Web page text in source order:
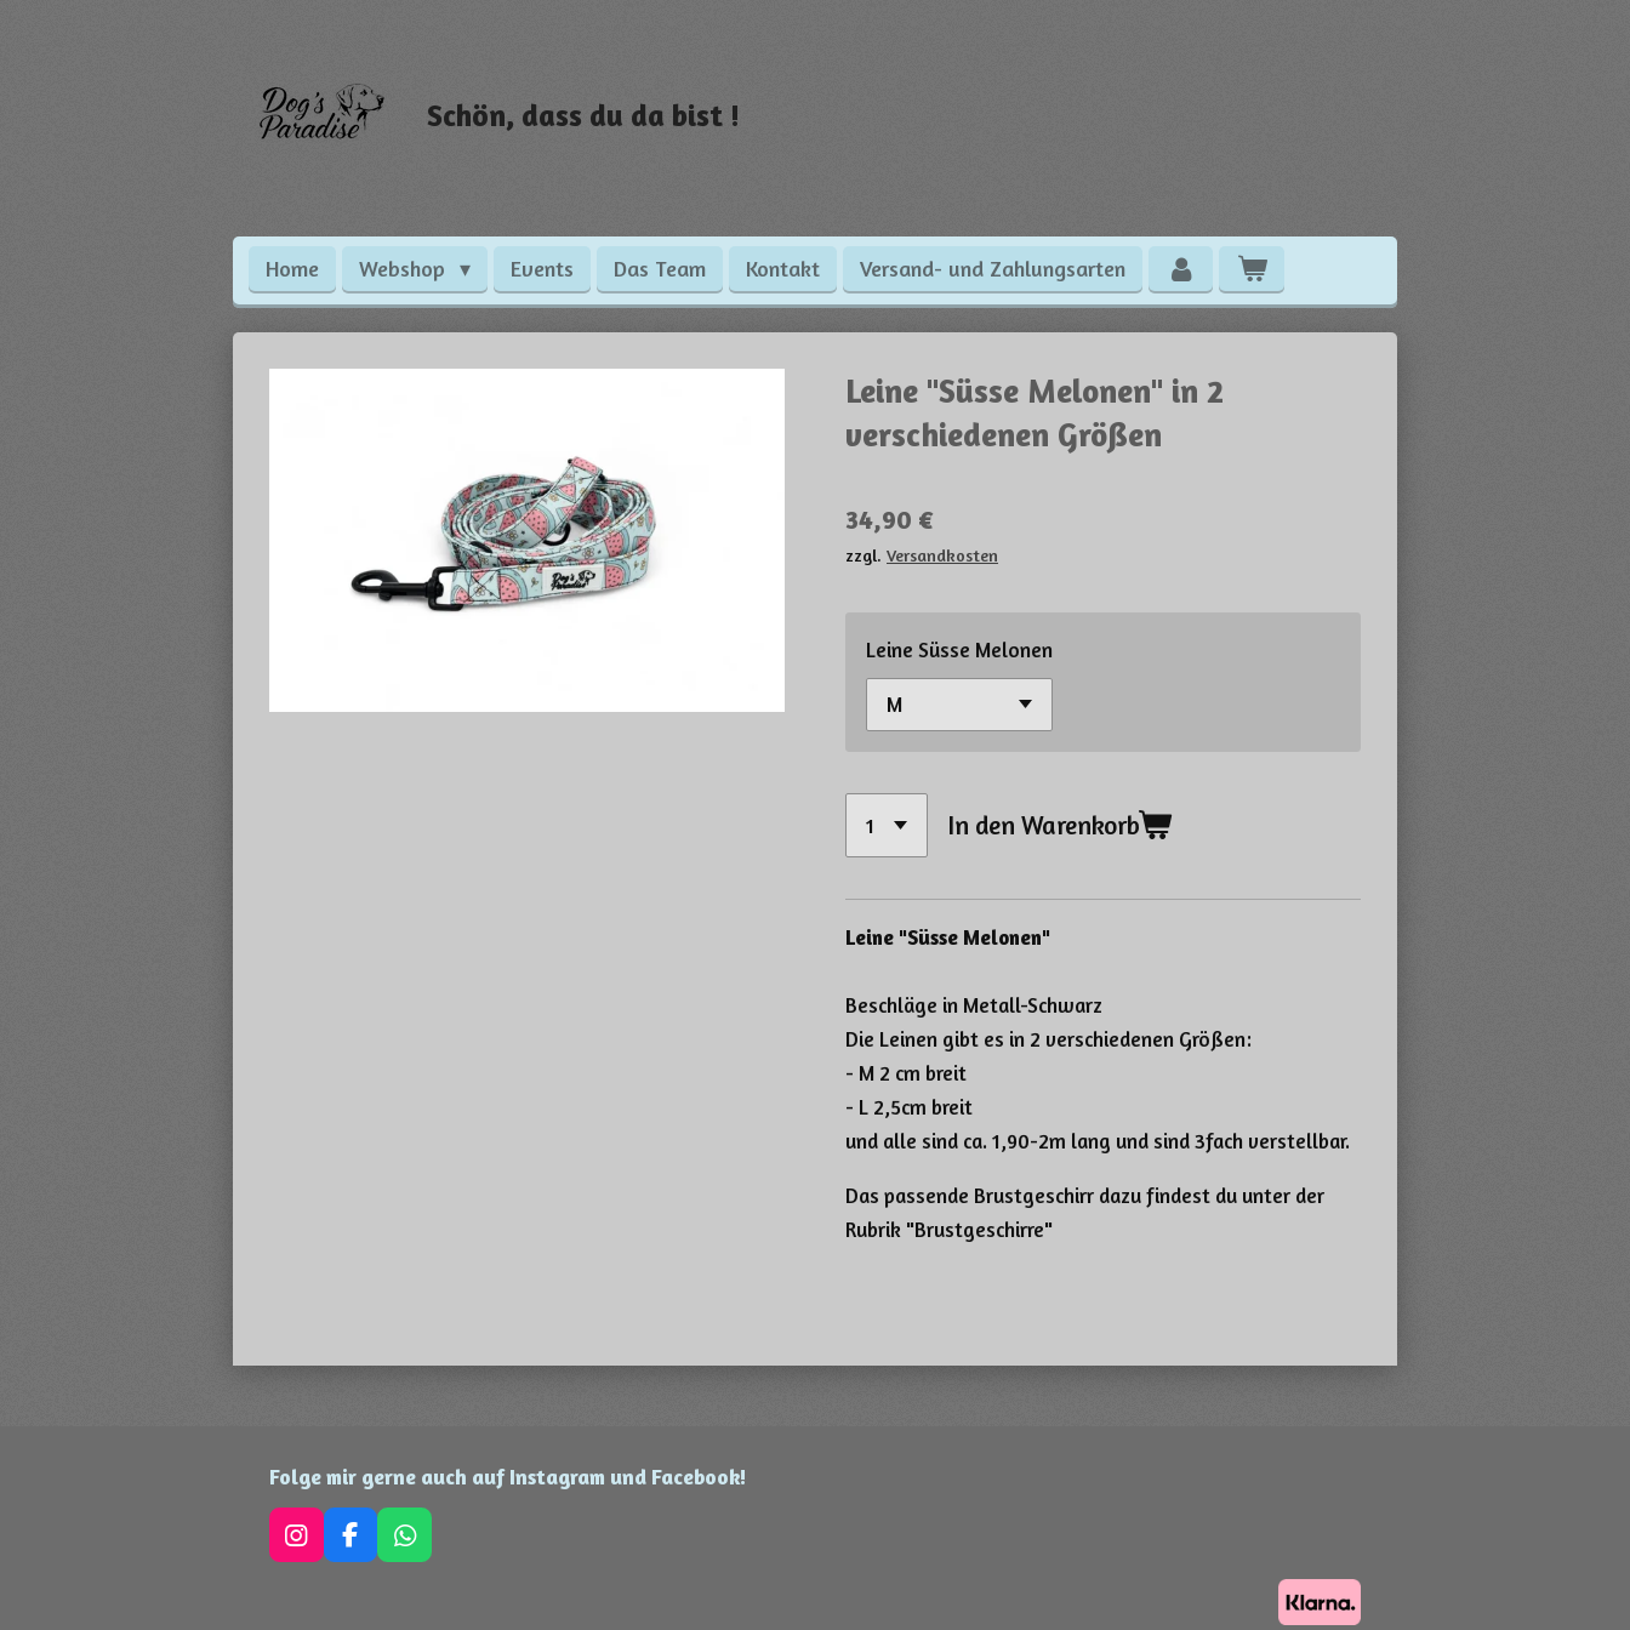
Schön, dass du da bist !
Home Webshop Events Das Team Kontakt Versand- und Zahlungsarten
Leine "Süsse Melonen" in 2
verschiedenen Größen
34,90 €
zzgl. Versandkosten
Leine Süsse Melonen
In den Warenkorb
Leine "Süsse Melonen"
Beschläge in Metall-Schwarz
Die Leinen gibt es in 2 verschiedenen Größen:
- M 2 cm breit
- L 2,5cm breit
und alle sind ca. 1,90-2m lang und sind 3fach verstellbar.
Das passende Brustgeschirr dazu findest du unter der
Rubrik "Brustgeschirre"
Folge mir gerne auch auf Instagram und Facebook!
I
n
F
a
W
h